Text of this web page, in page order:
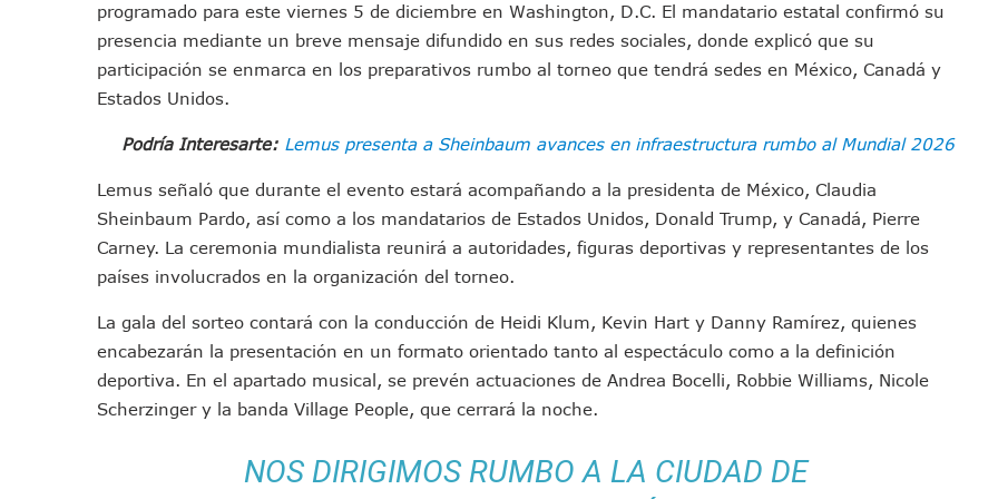
IMSS Invierte 12.6 MDP En Remodelar Urgencias Del Hospital 42 De Puerto Vallarta
En Abril 2027 Terminarán El Centro Regional De Autismo En Puerto Vallarta
Puerto Vallarta Fortalece Su Promoción En California Con Seminarios Turísticos
Este Viernes, Lemus Inaugurará El Sistema De Electromovilidad En Puerto Vallarta
Morena Cierra Filas Por La Defensa Del Agua De Calidad En La Zona Metropolitana De Guadalajara
Hallazgo De Yareli Colmenares Tovar Eleva A 4 Cuerpos Encontrados En El Río
Regresa A Puerto Vallarta La Premiación Nacional De La Liga Premier FMF
Oleaje Y Riesgo Por Cocodrilos Mantienen Restricciones En Playas De Puerto Vallarta
“Kato” Supera El Abandono Y Comienza Una Nueva Vida Con Una Familia
México Necesitaba 600 Mil Empleos; Solo Generó 262 Mil En Seis Meses: Coparmex
Poderoso Terremoto Destruye Edificios Y Puentes En Japón (VIDEOS)
ATM Incorpora 20 Nuevos Camiones Al Corredor Bahía De Banderas–Puerto Vallarta
programado para este viernes 5 de diciembre en Washington, D.C. El mandatario estatal confirmó su
presencia mediante un breve mensaje difundido en sus redes sociales, donde explicó que su
participación se enmarca en los preparativos rumbo al torneo que tendrá sedes en México, Canadá y
Estados Unidos.
Podría Interesarte: Lemus presenta a Sheinbaum avances en infraestructura rumbo al Mundial 2026
Lemus señaló que durante el evento estará acompañando a la presidenta de México, Claudia
Sheinbaum Pardo, así como a los mandatarios de Estados Unidos, Donald Trump, y Canadá, Pierre
Carney. La ceremonia mundialista reunirá a autoridades, figuras deportivas y representantes de los
países involucrados en la organización del torneo.
La gala del sorteo contará con la conducción de Heidi Klum, Kevin Hart y Danny Ramírez, quienes
encabezarán la presentación en un formato orientado tanto al espectáculo como a la definición
deportiva. En el apartado musical, se prevén actuaciones de Andrea Bocelli, Robbie Williams, Nicole
Scherzinger y la banda Village People, que cerrará la noche.
NOS DIRIGIMOS RUMBO A LA CIUDAD DE